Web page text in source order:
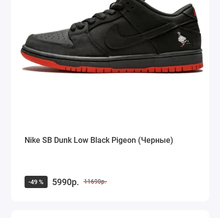
Nike SB Dunk Low Black Pigeon (Черные)
-49 % 5990р. 11690р.